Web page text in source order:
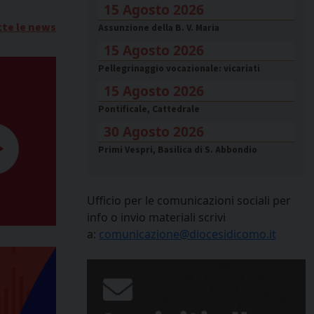
le news
15 Agosto 2026
Assunzione della B. V. Maria
15 Agosto 2026
Pellegrinaggio vocazionale: vicariati
15 Agosto 2026
Pontificale, Cattedrale
30 Agosto 2026
Primi Vespri, Basilica di S. Abbondio
Ufficio per le comunicazioni sociali per
info o invio materiali scrivi
a: comunicazione@diocesidicomo.it